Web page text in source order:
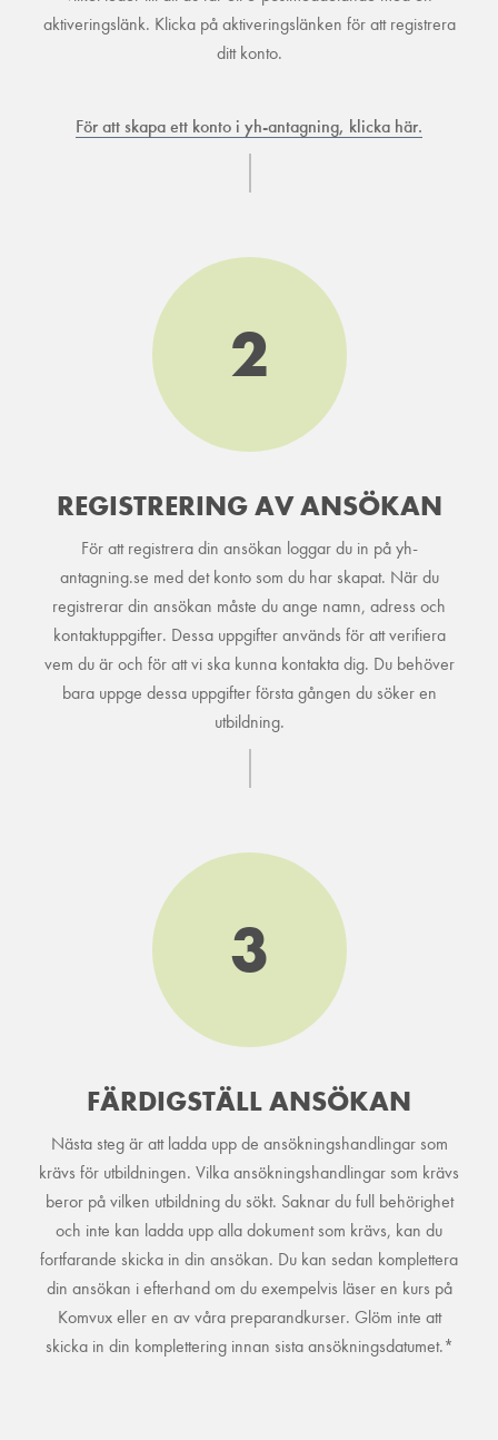
aktiveringslänk. Klicka på aktiveringslänken för att registrera
ditt konto.
För att skapa ett konto i yh-antagning, klicka här.
2
REGISTRERING AV ANSÖKAN
För att registrera din ansökan loggar du in på yh-
antagning.se med det konto som du har skapat. När du
registrerar din ansökan måste du ange namn, adress och
kontaktuppgifter. Dessa uppgifter används för att verifiera
vem du är och för att vi ska kunna kontakta dig. Du behöver
bara uppge dessa uppgifter första gången du söker en
utbildning.
3
FÄRDIGSTÄLL ANSÖKAN
Nästa steg är att ladda upp de ansökningshandlingar som
krävs för utbildningen. Vilka ansökningshandlingar som krävs
beror på vilken utbildning du sökt. Saknar du full behörighet
och inte kan ladda upp alla dokument som krävs, kan du
fortfarande skicka in din ansökan. Du kan sedan komplettera
din ansökan i efterhand om du exempelvis läser en kurs på
Komvux eller en av våra preparandkurser. Glöm inte att
skicka in din komplettering innan sista ansökningsdatumet.*